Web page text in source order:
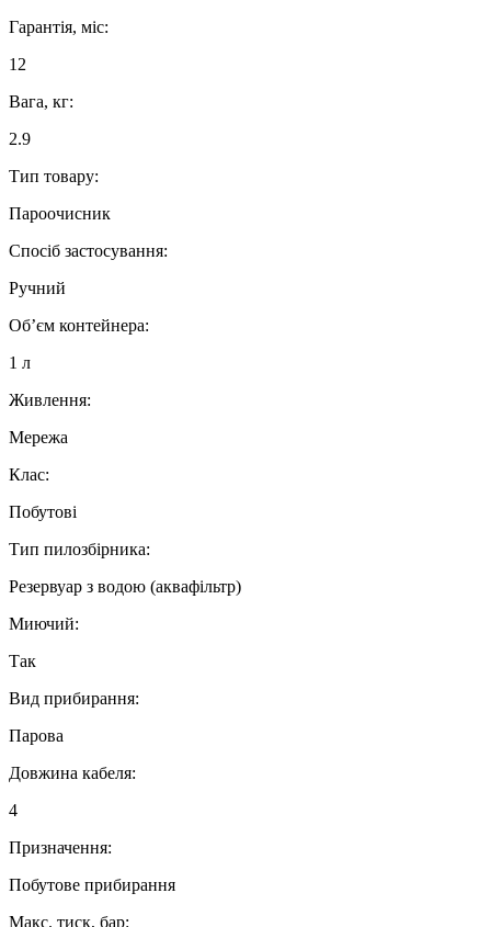
Гарантія, міс:
12
Вага, кг:
2.9
Тип товару:
Пароочисник
Спосіб застосування:
Ручний
Об’єм контейнера:
1 л
Живлення:
Мережа
Клас:
Побутові
Тип пилозбірника:
Резервуар з водою (аквафільтр)
Миючий:
Так
Вид прибирання:
Парова
Довжина кабеля:
4
Призначення:
Побутове прибирання
Макс. тиск, бар: